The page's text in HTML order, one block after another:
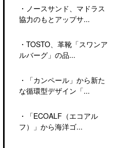
・ ノースサンド、マドラス
協力のもとアップサ...
・ TOSTO、革靴「スワンア
ルバーグ」の品...
・
「カンペール」から新た
な循環型デザイン「...
・
「ECOALF（エコアル
フ）」から海洋ゴ...